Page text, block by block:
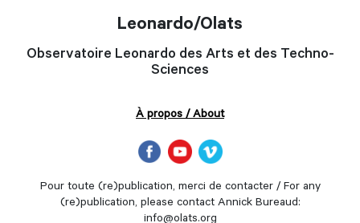
Leonardo/Olats
Observatoire Leonardo des Arts et des Techno-
Sciences
À propos / About
Pour toute (re)publication, merci de contacter / For any
(re)publication, please contact Annick Bureaud:
info@olats.org